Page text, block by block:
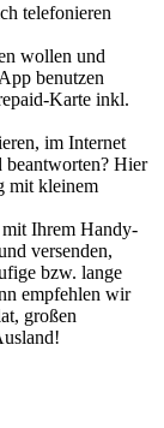
telefonieren
wollen und
benutzen
Karte inkl.
im Internet
beantworten? Hier
mit kleinem
Ihrem Handy-
versenden,
bzw. lange
empfehlen wir
großen